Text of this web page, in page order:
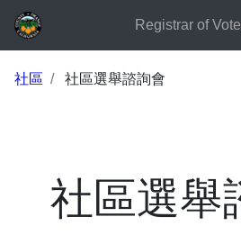
Registrar of
社區 社區選舉諮詢會
社區選舉